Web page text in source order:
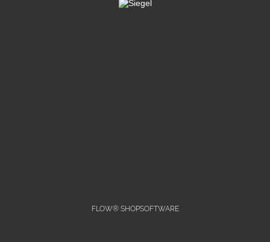
FLOW® SHOPSOFTWARE